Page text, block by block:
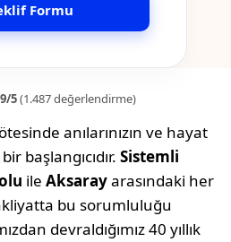
Formu
5(1.487 değerlendirme)
anılarınızın ve hayat
başlangıcıdır. Sistemli
ile Aksarayarasındaki her
bu sorumluluğu
devraldığımız 40 yıllık